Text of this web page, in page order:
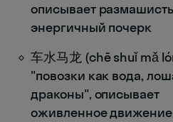
описывает
энергичный почерк
车水马龙 (chē shuǐ mǎ
"повозки как вода,
драконы", описывает
оживленное